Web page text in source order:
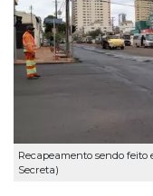
Recapeamento sendo feito
Secreta)